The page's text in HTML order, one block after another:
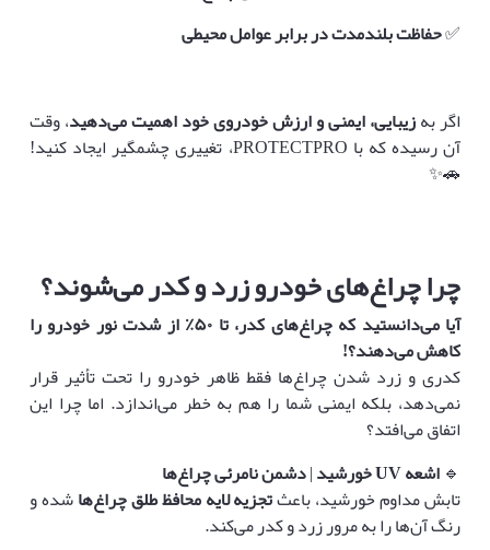
✅حفاظت بلندمدت در برابر عوامل محیطی
اگر بهزیبایی، ایمنی و ارزش خودروی خود اهمیت می‌دهید، وقت
آن رسیده که با PROTECTPRO، تغییری چشمگیر ایجاد کنید!
🚗✨
چرا چراغ‌های خودرو زرد و کدر می‌شوند؟
آیا می‌دانستید که چراغ‌های کدر، تا ۵۰٪ از شدت نور خودرو را
کاهش می‌دهند؟!
کدری و زرد شدن چراغ‌ها فقط ظاهر خودرو را تحت تأثیر قرار
نمی‌دهد، بلکه ایمنی شما را هم به خطر می‌اندازد. اما چرا این
اتفاق می‌افتد؟
🔹اشعه خورشید|دشمن نامرئی چراغ‌ها
تابش مداوم خورشید، باعثتجزیه لایه محافظ طلق چراغ‌هاشده و
رنگ آن‌ها را به مرور زرد و کدر می‌کند.